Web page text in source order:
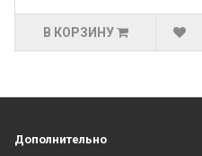
В КОРЗИНУ
Дополнительно